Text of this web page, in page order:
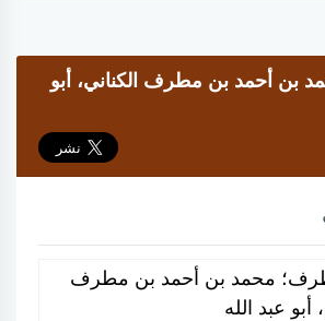
بن أحمد بن مطرف الكناني، أبو
محمد بن أحمد بن مطرف
أبو عبد الله